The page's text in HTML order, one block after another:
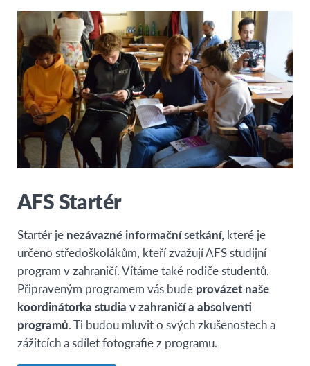
Chile
Kolumbie
Kostarika
Dominikánská republika
Guatemala
Mexiko
Panama
Peru
OCEÁNIE
Austrálie
Nový Zéland
AFRIKA
Egypt
AFS Startér
Startér je nezávazné informační setkání, které je
určeno středoškolákům, kteří zvažují AFS studijní
program v zahraničí. Vítáme také rodiče studentů.
Připraveným programem vás bude provázet naše
koordinátorka studia v zahraničí a absolventi
programů. Ti budou mluvit o svých zkušenostech a
zážitcích a sdílet fotografie z programu.